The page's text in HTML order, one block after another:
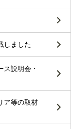
しました
ス説明会・
ア等の取材